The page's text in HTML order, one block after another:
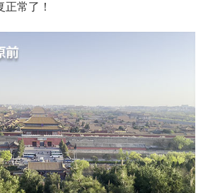
常了！